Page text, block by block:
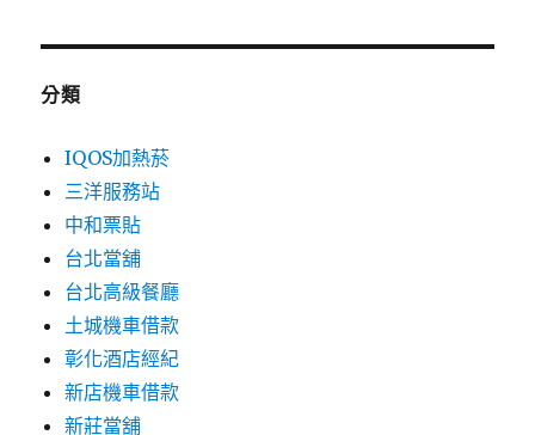
分類
IQOS加熱菸
三洋服務站
中和票貼
台北當舖
台北高級餐廳
土城機車借款
彰化酒店經紀
新店機車借款
新莊當舖